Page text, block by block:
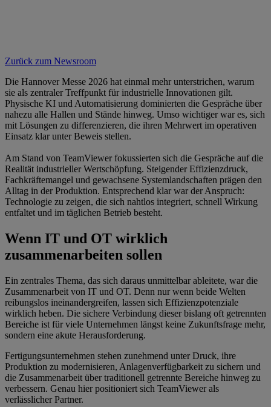
Zurück zum Newsroom
Die Hannover Messe 2026 hat einmal mehr unterstrichen, warum
sie als zentraler Treffpunkt für industrielle Innovationen gilt.
Physische KI und Automatisierung dominierten die Gespräche über
nahezu alle Hallen und Stände hinweg. Umso wichtiger war es, sich
mit Lösungen zu differenzieren, die ihren Mehrwert im operativen
Einsatz klar unter Beweis stellen.
Am Stand von TeamViewer fokussierten sich die Gespräche auf die
Realität industrieller Wertschöpfung. Steigender Effizienzdruck,
Fachkräftemangel und gewachsene Systemlandschaften prägen den
Alltag in der Produktion. Entsprechend klar war der Anspruch:
Technologie zu zeigen, die sich nahtlos integriert, schnell Wirkung
entfaltet und im täglichen Betrieb besteht.
Wenn IT und OT wirklich
zusammenarbeiten sollen
Ein zentrales Thema, das sich daraus unmittelbar ableitete, war die
Zusammenarbeit von IT und OT. Denn nur wenn beide Welten
reibungslos ineinandergreifen, lassen sich Effizienzpotenziale
wirklich heben. Die sichere Verbindung dieser bislang oft getrennten
Bereiche ist für viele Unternehmen längst keine Zukunftsfrage mehr,
sondern eine akute Herausforderung.
Fertigungsunternehmen stehen zunehmend unter Druck, ihre
Produktion zu modernisieren, Anlagenverfügbarkeit zu sichern und
die Zusammenarbeit über traditionell getrennte Bereiche hinweg zu
verbessern. Genau hier positioniert sich TeamViewer als
verlässlicher Partner.